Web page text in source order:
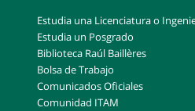
Estudia una Licenciatura o
Estudia un Posgrado
Biblioteca Raúl Baillères
Bolsa de Trabajo
Comunicados Oficiales
Comunidad ITAM